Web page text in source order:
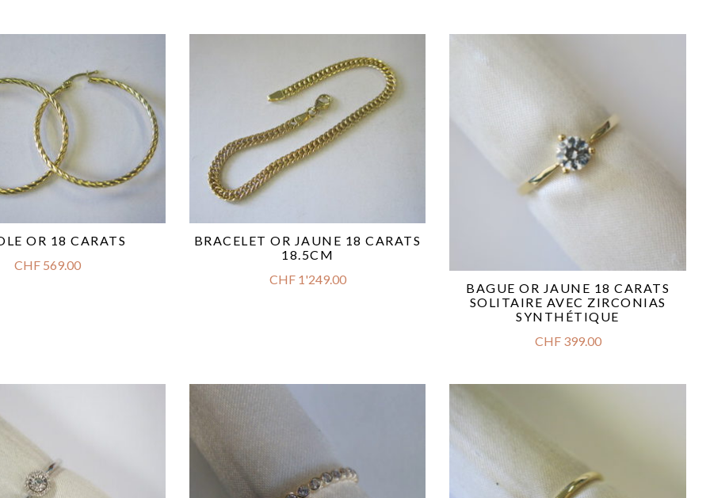
OR 18 CARATS
CHF569.00
BRACELET OR JAUNE 18 CARATS
18.5CM
CHF1'249.00
BAGUE OR JAUNE 18 CARATS
SOLITAIRE AVEC ZIRCONIAS
SYNTHÉTIQUE
CHF399.00